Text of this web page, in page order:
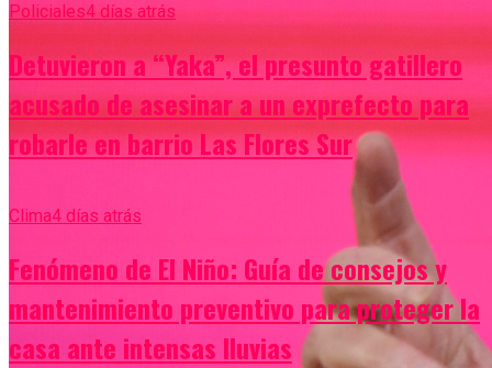
Policiales4 días atrás
Detuvieron a “Yaka”, el presunto gatillero
acusado de asesinar a un exprefecto para
robarle en barrio Las Flores Sur
Clima4 días atrás
Fenómeno de El Niño: Guía de consejos y
mantenimiento preventivo para proteger la
casa ante intensas lluvias